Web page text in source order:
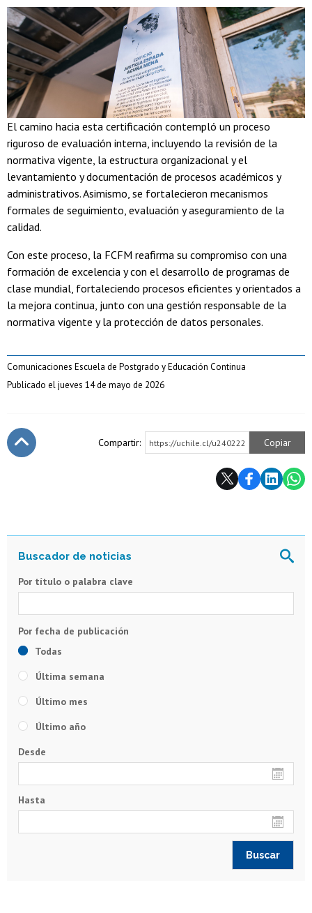
El camino hacia esta certificación contempló un proceso
riguroso de evaluación interna, incluyendo la revisión de la
normativa vigente, la estructura organizacional y el
levantamiento y documentación de procesos académicos y
administrativos. Asimismo, se fortalecieron mecanismos
formales de seguimiento, evaluación y aseguramiento de la
calidad.
Con este proceso, la FCFM reafirma su compromiso con una
formación de excelencia y con el desarrollo de programas de
clase mundial, fortaleciendo procesos eficientes y orientados a
la mejora continua, junto con una gestión responsable de la
normativa vigente y la protección de datos personales.
Comunicaciones Escuela de Postgrado y Educación Continua
Publicado el jueves 14 de mayo de 2026
Compartir: https://uchile.cl/u240222 Copiar
Por título o palabra clave
Todas
Última semana
Último mes
Último año
Desde
Hasta